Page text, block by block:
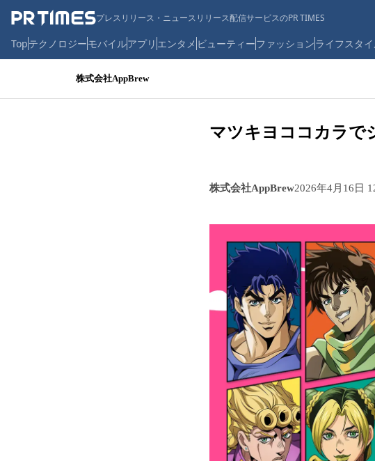
プレスリリース・ニュースリリース配信サービスのPR TIMES
Topテクノロジーモバイルアプリ エンタメ ビューティーファッションライフスタ
株式会社AppBrew
マツキヨココカラで
株式会社AppBrew2026年4月16日